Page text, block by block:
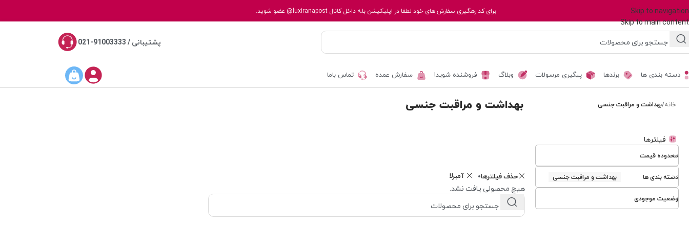
Skip to navigation
Skip to main content
برای کد رهگیری سفارش های خود لطفا در اپلیکیشن بله داخل کانال@luxiranapost عضو شوید.
پشتیبانی / 91003333-021
دسته بندی ها برندها پیگیری مرسولات وبلاگ فروشنده شوید! سفارش عمده تماس باما
خانه/بهداشت و مراقبت جنسی بهداشت و مراقبت جنسی
فیلترها
محدوده قیمت
دسته بندی ها بهداشت و مراقبت جنسی
وضعیت موجودی
حذف فیلترها آمبرلا
هیچ محصولی یافت نشد.